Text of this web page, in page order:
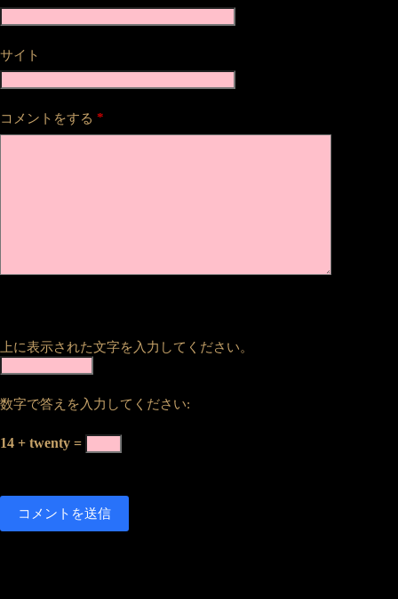
サイト
コメントをする *
上に表示された文字を入力してください。
数字で答えを入力してください:
14 + twenty =
コメントを送信